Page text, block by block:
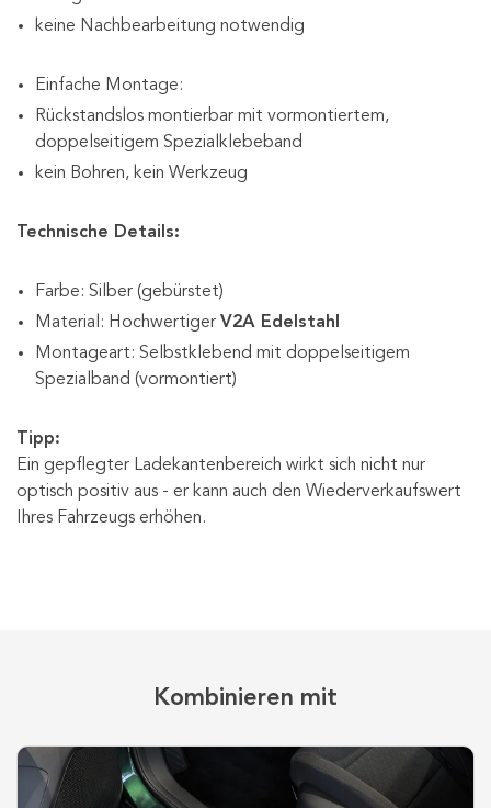
keine Nachbearbeitung notwendig
Einfache Montage:
Rückstandslos montierbar mit vormontiertem,
doppelseitigem Spezialklebeband
kein Bohren, kein Werkzeug
Technische Details:
Farbe: Silber (gebürstet)
Material: Hochwertiger V2A Edelstahl
Montageart: Selbstklebend mit doppelseitigem
Spezialband (vormontiert)
Tipp:
Ein gepflegter Ladekantenbereich wirkt sich nicht nur
optisch positiv aus - er kann auch den Wiederverkaufswert
Ihres Fahrzeugs erhöhen.
Kombinieren mit